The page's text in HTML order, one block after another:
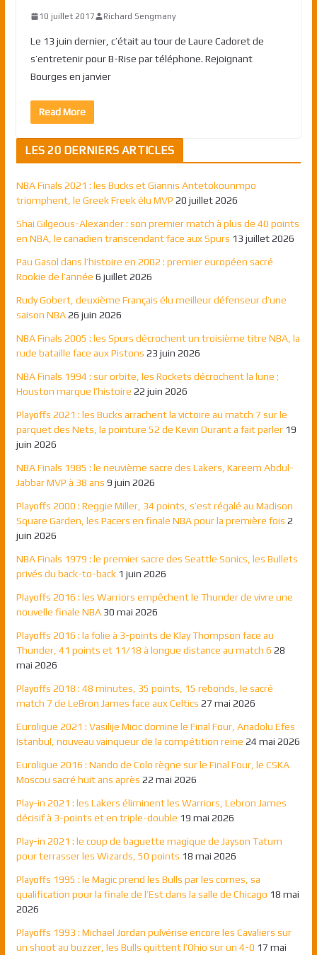
10 juillet 2017 Richard Sengmany
Le 13 juin dernier, c’était au tour de Laure Cadoret de
s’entretenir pour B-Rise par téléphone. Rejoignant
Bourges en janvier
Read More
LES 20 DERNIERS ARTICLES
NBA Finals 2021 : les Bucks et Giannis Antetokounmpo
triomphent, le Greek Freek élu MVP 20 juillet 2026
Shai Gilgeous-Alexander : son premier match à plus de 40 points
en NBA, le canadien transcendant face aux Spurs 13 juillet 2026
Pau Gasol dans l’histoire en 2002 : premier européen sacré
Rookie de l’année 6 juillet 2026
Rudy Gobert, deuxième Français élu meilleur défenseur d’une
saison NBA 26 juin 2026
NBA Finals 2005 : les Spurs décrochent un troisième titre NBA, la
rude bataille face aux Pistons 23 juin 2026
NBA Finals 1994 : sur orbite, les Rockets décrochent la lune ;
Houston marque l’histoire 22 juin 2026
Playoffs 2021 : les Bucks arrachent la victoire au match 7 sur le
parquet des Nets, la pointure 52 de Kevin Durant a fait parler 19
juin 2026
NBA Finals 1985 : le neuvième sacre des Lakers, Kareem Abdul-
Jabbar MVP à 38 ans 9 juin 2026
Playoffs 2000 : Reggie Miller, 34 points, s’est régalé au Madison
Square Garden, les Pacers en finale NBA pour la première fois 2
juin 2026
NBA Finals 1979 : le premier sacre des Seattle Sonics, les Bullets
privés du back-to-back 1 juin 2026
Playoffs 2016 : les Warriors empêchent le Thunder de vivre une
nouvelle finale NBA 30 mai 2026
Playoffs 2016 : la folie à 3-points de Klay Thompson face au
Thunder, 41 points et 11/18 à longue distance au match 6 28
mai 2026
Playoffs 2018 : 48 minutes, 35 points, 15 rebonds, le sacré
match 7 de LeBron James face aux Celtics 27 mai 2026
Euroligue 2021 : Vasilije Micic domine le Final Four, Anadolu Efes
Istanbul, nouveau vainqueur de la compétition reine 24 mai 2026
Euroligue 2016 : Nando de Colo règne sur le Final Four, le CSKA
Moscou sacré huit ans après 22 mai 2026
Play-in 2021 : les Lakers éliminent les Warriors, Lebron James
décisif à 3-points et en triple-double 19 mai 2026
Play-in 2021 : le coup de baguette magique de Jayson Tatum
pour terrasser les Wizards, 50 points 18 mai 2026
Playoffs 1995 : le Magic prend les Bulls par les cornes, sa
qualification pour la finale de l’Est dans la salle de Chicago 18 mai
2026
Playoffs 1993 : Michael Jordan pulvérise encore les Cavaliers sur
un shoot au buzzer, les Bulls quittent l’Ohio sur un 4-0 17 mai